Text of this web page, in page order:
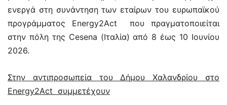
ενεργά στη συνάντηση των εταίρων του ευρωπαϊκού
προγράμματος Energy2Act που πραγματοποιείται
στην πόλη της Cesena (Ιταλία) από 8 έως 10 Ιουνίου
2026.
Στην αντιπροσωπεία του Δήμου Χαλανδρίου στο
Energy2Act συμμετέχουν